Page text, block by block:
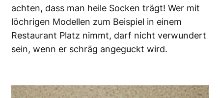
achten, dass man heile Socken trägt! Wer mit
löchrigen Modellen zum Beispiel in einem
Restaurant Platz nimmt, darf nicht verwundert
sein, wenn er schräg angeguckt wird.